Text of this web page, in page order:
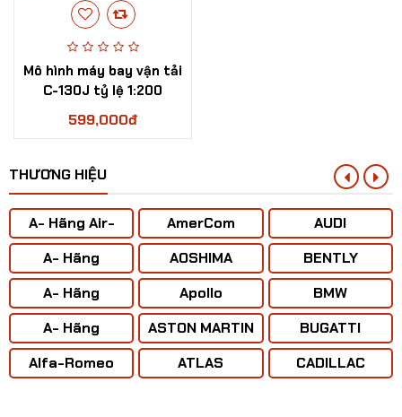
Mô hình Máy bay đồ chơi F-117 kim loại
Mô hình máy bay vận tải
C-130J tỷ lệ 1:200
599,000đ
THƯƠNG HIỆU
A- Hãng Air-
BUS
A- Hãng
ANTONOV ( Liên
Xô)
A- Hãng
BOENING
A- Hãng
CONCORD
Alfa-Romeo
AmerCom
AOSHIMA
Apollo
ASTON MARTIN
ATLAS
AUDI
BENTLY
BMW
BUGATTI
CADILLAC